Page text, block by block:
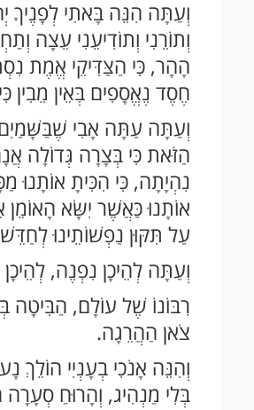
וְעַתָּה הִנֵּה בָּאתִי לְפָנֶיךָ
וְתוֹרֵנִי וְתוֹדִיעֵנִי עֵצָה
הָהָר, כִּי הַצַּדִּיקֵי אֱמֶת
חֶסֶד נֶאֱסָפִים בְּאֵין
וְעַתָּה עַתָּה אָבִי
הַזֹּאת כִּי בְּצָרָה גְּדוֹלָה
נִהְיָתָה, כִּי הִכִּיתָ אוֹתָנוּ
אוֹתָנוּ כַּאֲשֶׁר יִשָּׂא הָאוֹמֵן
עַל תִּקּוּן נַפְשׁוֹתֵינוּ
וְעַתָּה לְהֵיכָן נִפְנֶה,
רִבּוֹנוֹ שֶׁל עוֹלָם, הַבִּיטָה
צֹאן הַהֲרֵגָה.
וְהִנֵּה אָנֹכִי בְעָנְיִי
בְּלִי מַנְהִיג, וְהָרוּחַ